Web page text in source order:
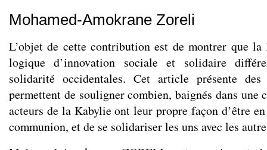
Mohamed-Amokrane Zoreli
L’objet de cette contribution est de montrer que la
logique d’innovation sociale et solidaire
solidarité occidentales. Cet article présente
permettent de souligner combien, baignés dans
acteurs de la Kabylie ont leur propre façon d’être
communion, et de se solidariser les uns avec les